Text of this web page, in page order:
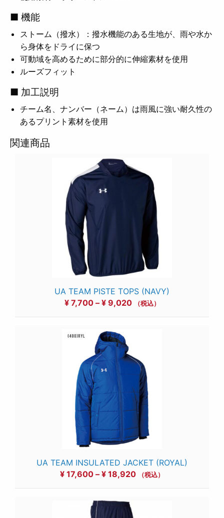
■ 機能
ストーム（撥水）：撥水機能のある生地が、雨や水か
ら身体をドライに保つ
可動域を高めるために部分的に伸縮素材を使用
ルーズフィット
■ 加工説明
チーム名、ナンバー（ネーム）は雨風に強い耐久性の
あるプリント素材を使用
関連商品
UA TEAM PISTE TOPS (NAVY)
¥7,700 – ¥9,020価
¥ 9,020
（税込）
UA TEAM INSULATED JACKET (ROYAL)
¥ 17,600 – ¥ 18,920価（税込）